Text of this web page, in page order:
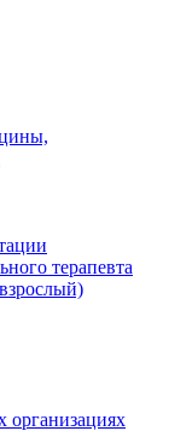
терапевта